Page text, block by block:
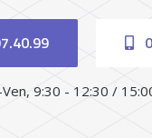
Ven, 9:30 - 12:30 /